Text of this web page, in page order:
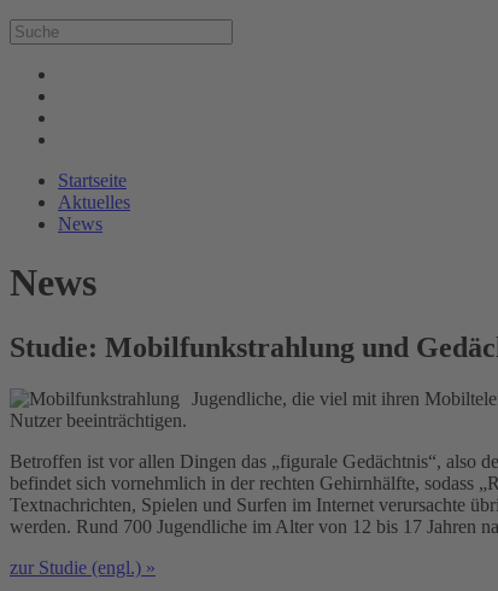
Startseite
Aktuelles
News
News
Studie: Mobilfunkstrahlung und
Jugendliche, die viel mit ihren
Nutzer beeinträchtigen.
Betroffen ist vor allen Dingen das „figurale Gedächtnis“, also
befindet sich vornehmlich in der rechten Gehirnhälfte, sodass
Textnachrichten, Spielen und Surfen im Internet verursachte
werden. Rund 700 Jugendliche im Alter von 12 bis 17 Jahren
zur Studie (engl.) »